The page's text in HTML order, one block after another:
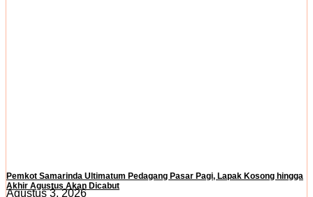
Pemkot Samarinda Ultimatum Pedagang Pasar Pagi, Lapak Kosong hingga
Akhir Agustus Akan Dicabut
Agustus 3, 2026